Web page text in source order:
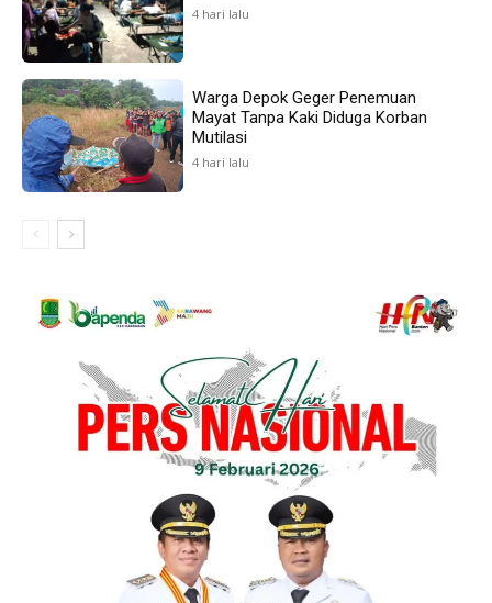
4 hari lalu
Warga Depok Geger Penemuan
Mayat Tanpa Kaki Diduga Korban
Mutilasi
4 hari lalu